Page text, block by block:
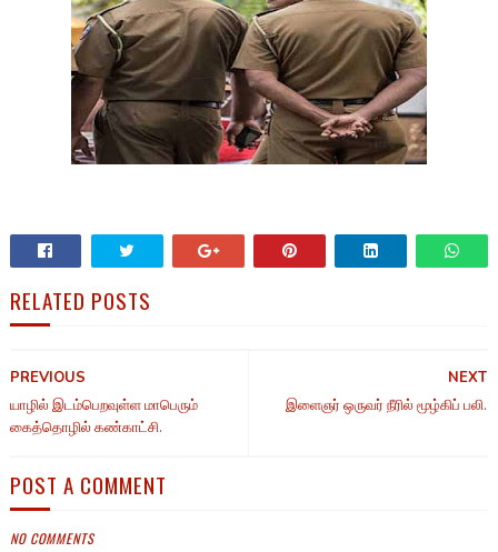
RELATED POSTS
NEXT
இளைஞர் ஒருவர் நீரில் மூழ்கிப் பலி.
PREVIOUS
யாழில் இடம்பெறவுள்ள மாபெரும்
கைத்தொழில் கண்காட்சி.
POST A COMMENT
NO COMMENTS